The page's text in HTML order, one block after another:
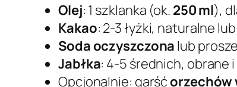
Olej: 1 szklanka (ok. 250 ml),
Kakao: 2-3 łyżki, naturalne
Soda oczyszczona lub
Jabłka: 4-5 średnich, obrane
Opcjonalnie: garść orzechów